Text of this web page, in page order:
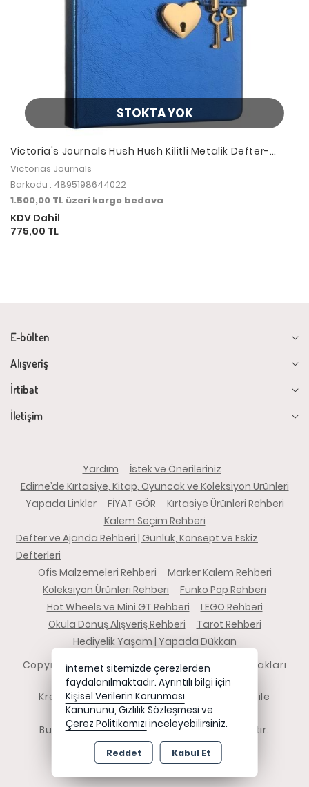
STOKTA YOK
Victoria's Journals Hush Hush Kilitli Metalik Defter-
kutulu- 80gr. 160 yp.Düz Metalik Mavi
Victorias Journals
Barkodu : 4895198644022
1.500,00 TL üzeri kargo bedava
KDV Dahil
775,00 TL
E-bülten
Alışveriş
İrtibat
İletişim
Yardım
İstek ve Önerileriniz
Edirne’de Kırtasiye, Kitap, Oyuncak ve Koleksiyon Ürünleri
Yapada Linkler
FİYAT GÖR
Kırtasiye Ürünleri Rehberi
Kalem Seçim Rehberi
Defter ve Ajanda Rehberi | Günlük, Konsept ve Eskiz
Defterleri
Ofis Malzemeleri Rehberi
Marker Kalem Rehberi
Koleksiyon Ürünleri Rehberi
Funko Pop Rehberi
Hot Wheels ve Mini GT Rehberi
LEGO Rehberi
Okula Dönüş Alışveriş Rehberi
Tarot Rehberi
Hediyelik Yaşam | Yapada Dükkan
Copyright 2026 yapadadukkan.com - Tüm hakları
saklıdır.
Kredi kartı bilgileriniz 256bit SSL sertifikası ile
korunmaktadır.
Bu site AKINSOFT E-Ticaret ile hazırlanmıştır.
İnternet sitemizde çerezlerden
faydalanılmaktadır. Ayrıntılı bilgi için
Kişisel Verilerin Korunması
Kanununu, Gizlilik Sözleşmesi ve
Çerez Politikamızı inceleyebilirsiniz.
Reddet Kabul Et